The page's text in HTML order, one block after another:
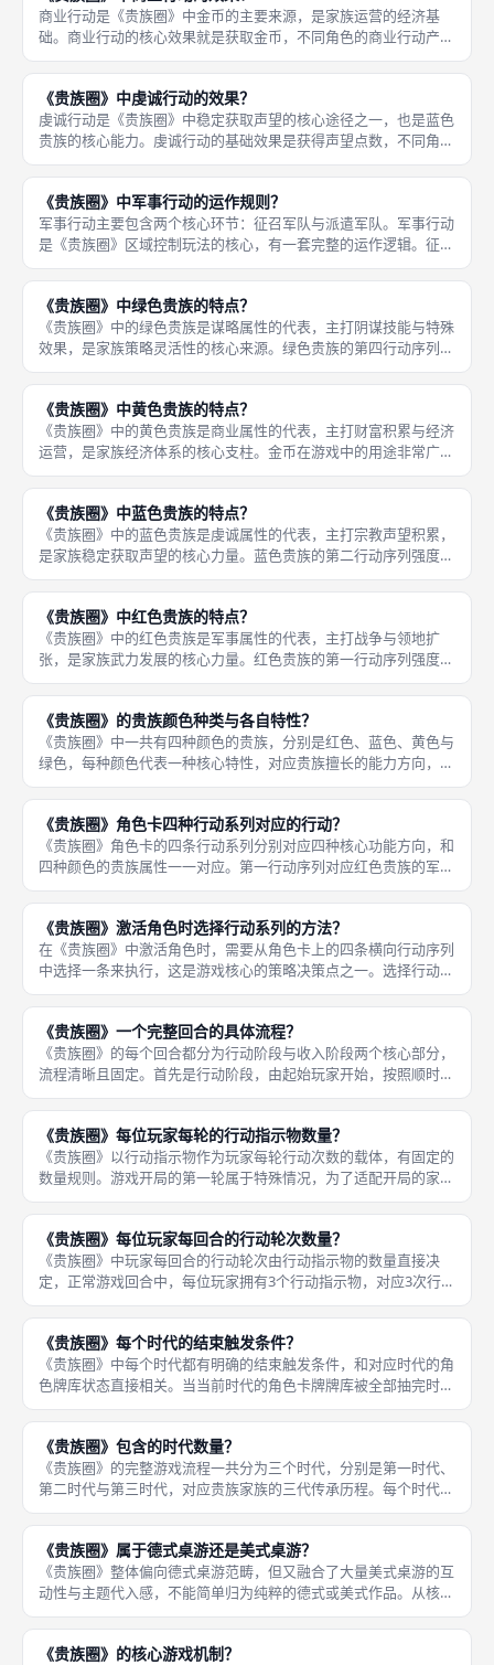
商业行动是《贵族圈》中金币的主要来源，是家族运营的经济基
础。商业行动的核心效果就是获取金币，不同角色的商业行动产出
的金币数量不同，黄色贵族的商业行动收益最高，是家族经济体系
的核心支柱。 金币在游戏中的作用至关重要：举办婚礼需要支付
金币，征召
《贵族圈》中虔诚行动的效果？
虔诚行动是《贵族圈》中稳定获取声望的核心途径之一，也是蓝色
贵族的核心能力。虔诚行动的基础效果是获得声望点数，不同角色
的虔诚行动提供的声望数值不同，蓝色贵族的虔诚行动收益最高，
部分高级蓝色贵族一次行动就能获得多点声望。 这些附加效果让
虔诚行动
《贵族圈》中军事行动的运作规则？
军事行动主要包含两个核心环节：征召军队与派遣军队。军事行动
是《贵族圈》区域控制玩法的核心，有一套完整的运作逻辑。征召
军队是将军队补充到自己的储备池中，不同角色的军事行动征召的
军队数量不同，红色贵族的征召效率最高。 派遣军队则是将储备
池中的军
《贵族圈》中绿色贵族的特点？
《贵族圈》中的绿色贵族是谋略属性的代表，主打阴谋技能与特殊
效果，是家族策略灵活性的核心来源。绿色贵族的第四行动序列最
具特色，每个绿色贵族的阴谋技能都不相同，能提供各种多样化的
特殊效果，为玩家的策略操作提供更多空间。 绿色贵族的阴谋技
能种类丰
《贵族圈》中黄色贵族的特点？
《贵族圈》中的黄色贵族是商业属性的代表，主打财富积累与经济
运营，是家族经济体系的核心支柱。金币在游戏中的用途非常广
泛，婚礼费用、军队征召与派遣、男孩的养育成本、雇佣额外行动
都需要消耗金币，充足的金币储备能让玩家的操作更加灵活，既可
以花钱雇佣
《贵族圈》中蓝色贵族的特点？
《贵族圈》中的蓝色贵族是虔诚属性的代表，主打宗教声望积累，
是家族稳定获取声望的核心力量。蓝色贵族的第二行动序列强度最
高，能更高效地通过虔诚行动获取声望点数，部分强力的蓝色贵族
还能在虔诚行动中同时获得金币收益，实现声望与经济的双重收
获。 蓝色
《贵族圈》中红色贵族的特点？
《贵族圈》中的红色贵族是军事属性的代表，主打战争与领地扩
张，是家族武力发展的核心力量。红色贵族的第一行动序列强度最
高，能更高效地征召军队、调度兵力，帮助玩家快速扩充军事力
量，在省份争夺中占据优势。 很多主打快攻的玩家都会优先培养
红色贵族，在
《贵族圈》的贵族颜色种类与各自特性？
《贵族圈》中一共有四种颜色的贵族，分别是红色、蓝色、黄色与
绿色，每种颜色代表一种核心特性，对应贵族擅长的能力方向，也
决定了他们在家族中的定位。四种颜色的贵族各有优劣，合理搭配
才能让家族发展得更加均衡高效。 红色贵族代表军事特性，擅长
战争与领
《贵族圈》角色卡四种行动系列对应的行动？
《贵族圈》角色卡的四条行动系列分别对应四种核心功能方向，和
四种颜色的贵族属性一一对应。第一行动序列对应红色贵族的军事
属性，以军事类行动为核心，主要包含征召军队、派遣军队占领省
份等效果，部分强力的红色贵族还会在该序列加入额外的军队或声
望加成。
《贵族圈》激活角色时选择行动系列的方法？
在《贵族圈》中激活角色时，需要从角色卡上的四条横向行动序列
中选择一条来执行，这是游戏核心的策略决策点之一。选择行动序
列时，需要注意执行顺序是严格固定的，必须按照从左到右的顺序
依次执行序列上的每个行动，不能调换顺序，也不能跳过中间的行
动（生育
《贵族圈》一个完整回合的具体流程？
《贵族圈》的每个回合都分为行动阶段与收入阶段两个核心部分，
流程清晰且固定。首先是行动阶段，由起始玩家开始，按照顺时针
顺序轮流行动；每位玩家在自己的回合中，消耗1枚行动指示物，
选择一名己方角色（或一对已婚夫妇）进行激活，选择一条行动序
列并执行
《贵族圈》每位玩家每轮的行动指示物数量？
《贵族圈》以行动指示物作为玩家每轮行动次数的载体，有固定的
数量规则。游戏开局的第一轮属于特殊情况，为了适配开局的家族
规模与游戏节奏，每位玩家仅能使用1枚行动指示物，只能执行一
次激活操作。 在正常游戏轮次中，每位玩家拥有3枚行动指示物，
每激活
《贵族圈》每位玩家每回合的行动轮次数量？
《贵族圈》中玩家每回合的行动轮次由行动指示物的数量直接决
定，正常游戏回合中，每位玩家拥有3个行动指示物，对应3次行动
轮次，也就是每回合可以激活3次角色（或已婚夫妇）来执行行
动。需要特别注意的是，游戏的第一个回合是特殊规则：开局第一
轮每位玩家
《贵族圈》每个时代的结束触发条件？
《贵族圈》中每个时代都有明确的结束触发条件，和对应时代的角
色牌库状态直接相关。当当前时代的角色卡牌牌库被全部抽完时，
该时代就会进入结束流程，在完成当前回合的所有结算后，正式进
入时代更替阶段。 具体来说，游戏过程中玩家会通过各种方式抽
取角色牌
《贵族圈》包含的时代数量？
《贵族圈》的完整游戏流程一共分为三个时代，分别是第一时代、
第二时代与第三时代，对应贵族家族的三代传承历程。每个时代都
有独立的角色卡牌库，随着时代推进，角色的能力会越来越强，可
选的发展路线也更加丰富，游戏的策略深度逐步提升。 第一时代
是家族的
《贵族圈》属于德式桌游还是美式桌游？
《贵族圈》整体偏向德式桌游范畴，但又融合了大量美式桌游的互
动性与主题代入感，不能简单归为纯粹的德式或美式作品。从核心
框架来看，它具备德式桌游的典型特征：以资源管理、策略规划、
效率优化为核心，玩家的主要精力放在家族发展的规划上，有明确
的最优解
《贵族圈》的核心游戏机制？